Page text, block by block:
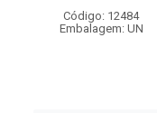
Código: 12484
Embalagem: UN